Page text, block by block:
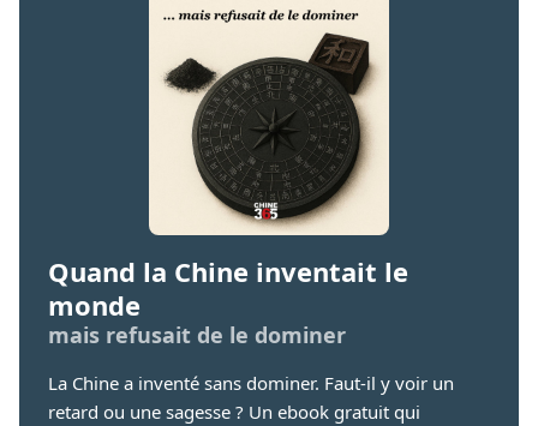
Quand la Chine inventait le
monde
mais refusait de le dominer
La Chine a inventé sans dominer. Faut-il y voir un
retard ou une sagesse ? Un ebook gratuit qui